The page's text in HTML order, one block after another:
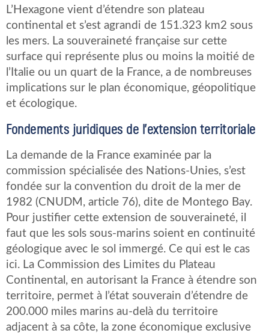
L’Hexagone vient d’étendre son plateau
continental et s’est agrandi de 151.323 km2 sous
les mers. La souveraineté française sur cette
surface qui représente plus ou moins la moitié de
l’Italie ou un quart de la France, a de nombreuses
implications sur le plan économique, géopolitique
et écologique.
Fondements juridiques de l’extension territoriale
La demande de la France examinée par la
commission spécialisée des Nations-Unies, s’est
fondée sur la convention du droit de la mer de
1982 (CNUDM, article 76), dite de Montego Bay.
Pour justifier cette extension de souveraineté, il
faut que les sols sous-marins soient en continuité
géologique avec le sol immergé. Ce qui est le cas
ici. La Commission des Limites du Plateau
Continental, en autorisant la France à étendre son
territoire, permet à l’état souverain d’étendre de
200.000 miles marins au-delà du territoire
adjacent à sa côte, la zone économique exclusive